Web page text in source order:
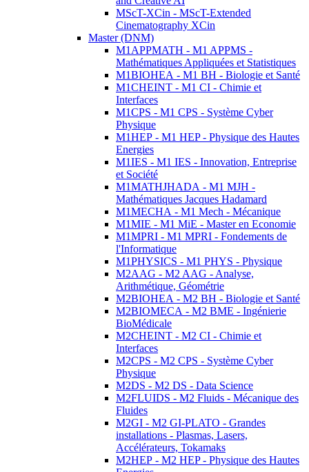
MScT-XCin - MScT-Extended
Cinematography XCin
Master (DNM)
M1APPMATH - M1 APPMS -
Mathématiques Appliquées et Statistiques
M1BIOHEA - M1 BH - Biologie et Santé
M1CHEINT - M1 CI - Chimie et
Interfaces
M1CPS - M1 CPS - Système Cyber
Physique
M1HEP - M1 HEP - Physique des Hautes
Energies
M1IES - M1 IES - Innovation, Entreprise
et Société
M1MATHJHADA - M1 MJH -
Mathématiques Jacques Hadamard
M1MECHA - M1 Mech - Mécanique
M1MIE - M1 MiE - Master en Economie
M1MPRI - M1 MPRI - Fondements de
l'Informatique
M1PHYSICS - M1 PHYS - Physique
M2AAG - M2 AAG - Analyse,
Arithmétique, Géométrie
M2BIOHEA - M2 BH - Biologie et Santé
M2BIOMECA - M2 BME - Ingénierie
BioMédicale
M2CHEINT - M2 CI - Chimie et
Interfaces
M2CPS - M2 CPS - Système Cyber
Physique
M2DS - M2 DS - Data Science
M2FLUIDS - M2 Fluids - Mécanique des
Fluides
M2GI - M2 GI-PLATO - Grandes
installations - Plasmas, Lasers,
Accélérateurs, Tokamaks
M2HEP - M2 HEP - Physique des Hautes